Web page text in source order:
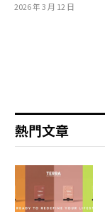
2026 年 3 月 12 日
熱門文章